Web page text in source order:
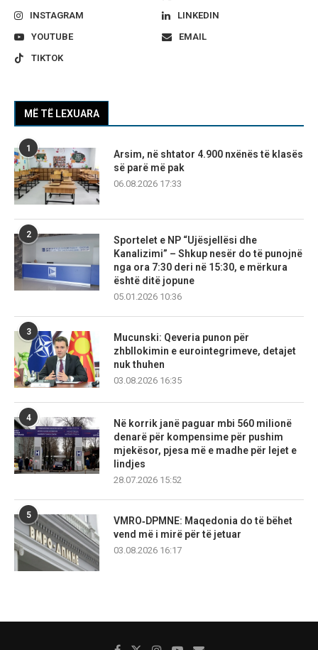
INSTAGRAM
LINKEDIN
YOUTUBE
EMAIL
TIKTOK
MË TË LEXUARA
1
Arsim, në shtator 4.900 nxënës të klasës
së parë më pak
06.08.2026 17:33
2
Sportelet e NP “Ujësjellësi dhe
Kanalizimi” – Shkup nesër do të punojnë
nga ora 7:30 deri në 15:30, e mërkura
është ditë jopune
05.01.2026 10:36
3
Mucunski: Qeveria punon për
zhbllokimin e eurointegrimeve, detajet
nuk thuhen
03.08.2026 16:35
4
Në korrik janë paguar mbi 560 milionë
denarë për kompensime për pushim
mjekësor, pjesa më e madhe për lejet e
lindjes
28.07.2026 15:52
5
VMRO‑DPMNE: Maqedonia do të bëhet
vend më i mirë për të jetuar
03.08.2026 16:17